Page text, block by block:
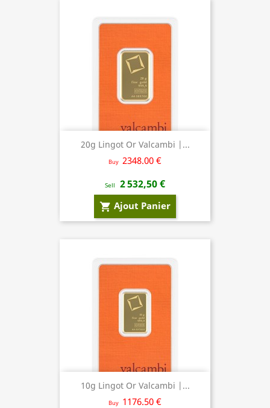
20g Lingot Or Valcambi |...
Buy 2348.00 €
Sell 2 532,50 €
shopping_cart Ajout Panier
10g Lingot Or Valcambi |...
Buy 1176.50 €